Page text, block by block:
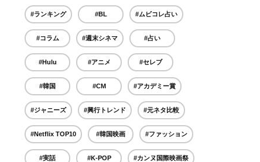
#ランキング #BL #ムビコレ占い
#コラム #週末シネマ #占い
#Hulu #アニメ #セレブ
#韓国 #CM #アカデミー賞
#ジャニーズ #興行トレンド #元ネタ比較
#Netflix TOP10 #韓国映画 #ファッション
#実話 #K-POP #カンヌ国際映画祭